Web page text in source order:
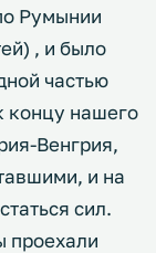
Румынии
, и было
частью
концу нашего
Венгрия,
и на
сил.
проехали